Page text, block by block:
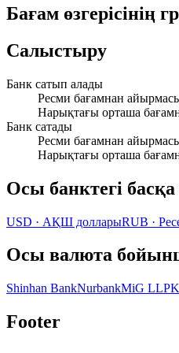
Бағам өзгерісінің
Салыстыру
Банк сатып алады
Ресми бағамнан
Нарықтағы орташа
Банк сатады
Ресми бағамнан
Нарықтағы орташа
Осы банктегі
USD · АҚШ долларыRUB ·
Осы валюта
Shinhan BankNurbankMiG LLP
Footer